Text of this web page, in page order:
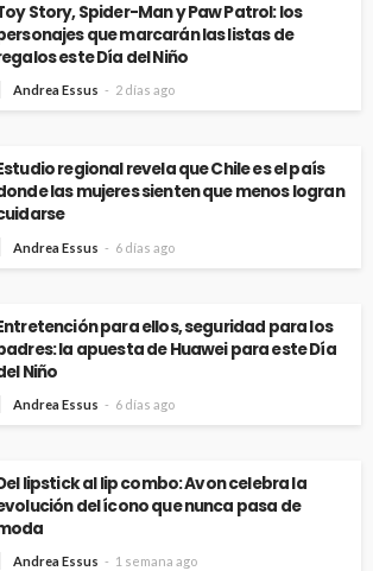
Story, Spider-Man y Paw Patrol: los
que marcarán las listas de
este Día del Niño
Andrea Essus 2 días ago
regional revela que Chile es el país
las mujeres sienten que menos logran
Andrea Essus 6 días ago
para ellos, seguridad para los
la apuesta de Huawei para este Día
Niño
Andrea Essus 6 días ago
lipstick al lip combo: Avon celebra la
del ícono que nunca pasa de
Andrea Essus 1 semana ago